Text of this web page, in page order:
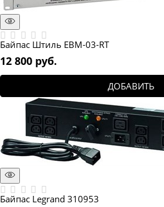
Байпас Штиль EBM-03-RT
12 800 руб.
ДОБАВИТЬ
Байпас Legrand 310953